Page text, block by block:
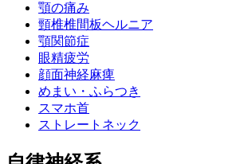
顎の痛み
頸椎椎間板ヘルニア
顎関節症
眼精疲労
顔面神経麻痺
めまい・ふらつき
スマホ首
ストレートネック